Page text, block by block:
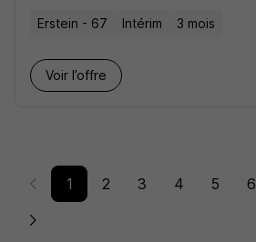
Erstein - 67 Intérim 3 mois
Voir l’offre
1 2 3 4 5 6